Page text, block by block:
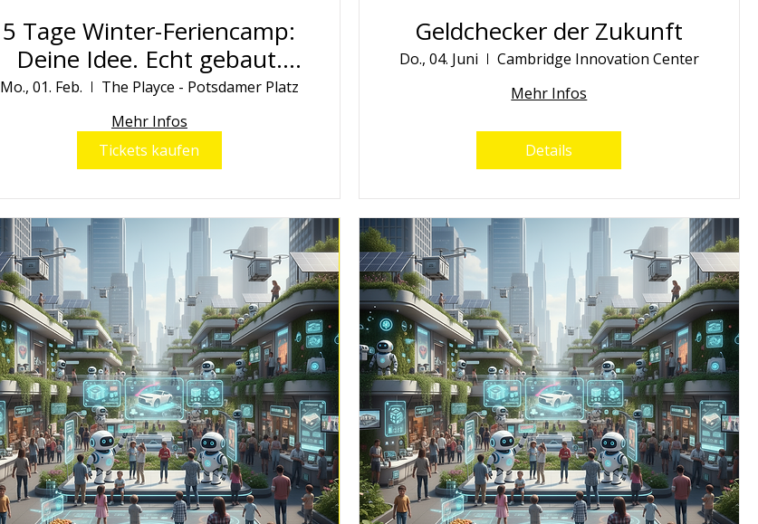
5 Tage Winter-Feriencamp:
Deine Idee. Echt gebaut.
Öffentlich ausgestellt.
Mo., 01. Feb.
The Playce - Potsdamer Platz
Mehr Infos
Tickets kaufen
Geldchecker der Zukunft
Do., 04. Juni
Cambridge Innovation Center
Mehr Infos
Details